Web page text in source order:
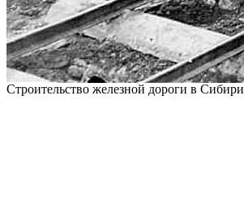
Строительство железной дороги в Сибири